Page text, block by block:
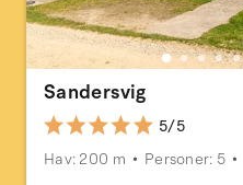
Sandersvig
5/5
Hav: 200 m
Personer: 5